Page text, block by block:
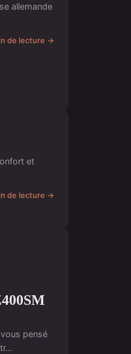
allemande
de lecture →
et
de lecture →
pensé